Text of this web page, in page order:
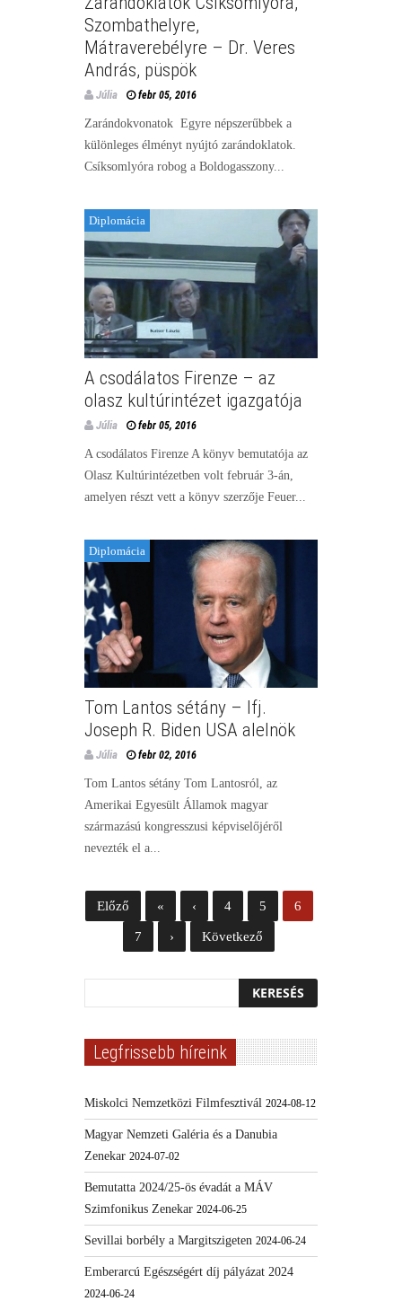
Szombathelyre,
Mátraverebélyre – Dr. Veres
András, püspök
Júlia febr 05, 2016
Zarándokvonatok Egyre népszerűbbek a
különleges élményt nyújtó zarándoklatok.
Csíksomlyóra robog a Boldogasszony...
Diplomácia
A csodálatos Firenze – az
olasz kultúrintézet igazgatója
Júlia febr 05, 2016
A csodálatos Firenze A könyv bemutatója az
Olasz Kultúrintézetben volt február 3-án,
amelyen részt vett a könyv szerzője Feuer...
Diplomácia
Tom Lantos sétány – Ifj.
Joseph R. Biden USA alelnök
Júlia febr 02, 2016
Tom Lantos sétány Tom Lantosról, az
Amerikai Egyesült Államok magyar
származású kongresszusi képviselőjéről
nevezték el a...
Előző « ‹ 4 5 6
7 › Következő
Legfrissebb híreink
Miskolci Nemzetközi Filmfesztivál 2024-08-12
Magyar Nemzeti Galéria és a Danubia
Zenekar 2024-07-02
Bemutatta 2024/25-ös évadát a MÁV
Szimfonikus Zenekar 2024-06-25
Sevillai borbély a Margitszigeten 2024-06-24
Emberarcú Egészségért díj pályázat 2024
2024-06-24